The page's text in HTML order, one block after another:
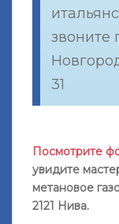
31
Посмотрите
увидите
метановое
2121 Нива.